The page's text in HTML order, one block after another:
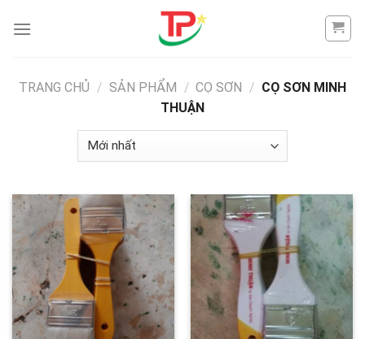
TRANG CHỦ / SẢN PHẨM / CỌ SƠN / CỌ SƠN MINH
THUẬN